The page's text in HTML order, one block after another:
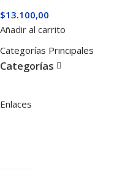
$13.100,00
Añadir al carrito
Categorías Principales
Categorías
Enlaces